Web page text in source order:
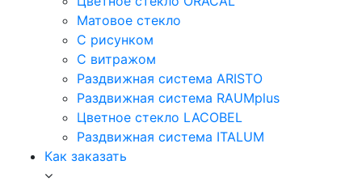
Матовое стекло
C рисунком
C витражом
Раздвижная система ARISTO
Раздвижная система RAUMplus
Цветное стекло LACOBEL
Раздвижная система ITALUM
Как заказать